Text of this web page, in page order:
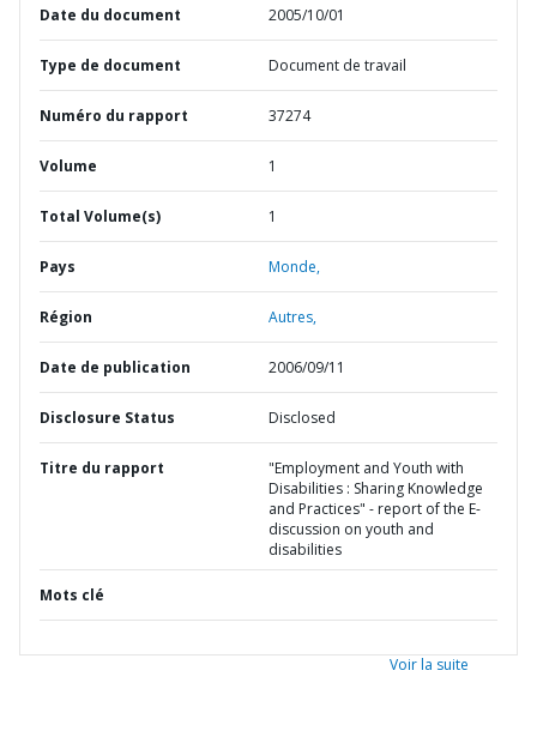
Date du document 2005/10/01
Type de document Document de travail
Numéro du rapport 37274
Volume 1
Total Volume(s) 1
Pays Monde,
Région Autres,
Date de publication 2006/09/11
Disclosure Status Disclosed
Titre du rapport
"Employment and Youth with
Disabilities : Sharing Knowledge
and Practices" - report of the E-
discussion on youth and
disabilities
Mots clé
Voir la suite